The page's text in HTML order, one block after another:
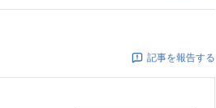
記事を報告する